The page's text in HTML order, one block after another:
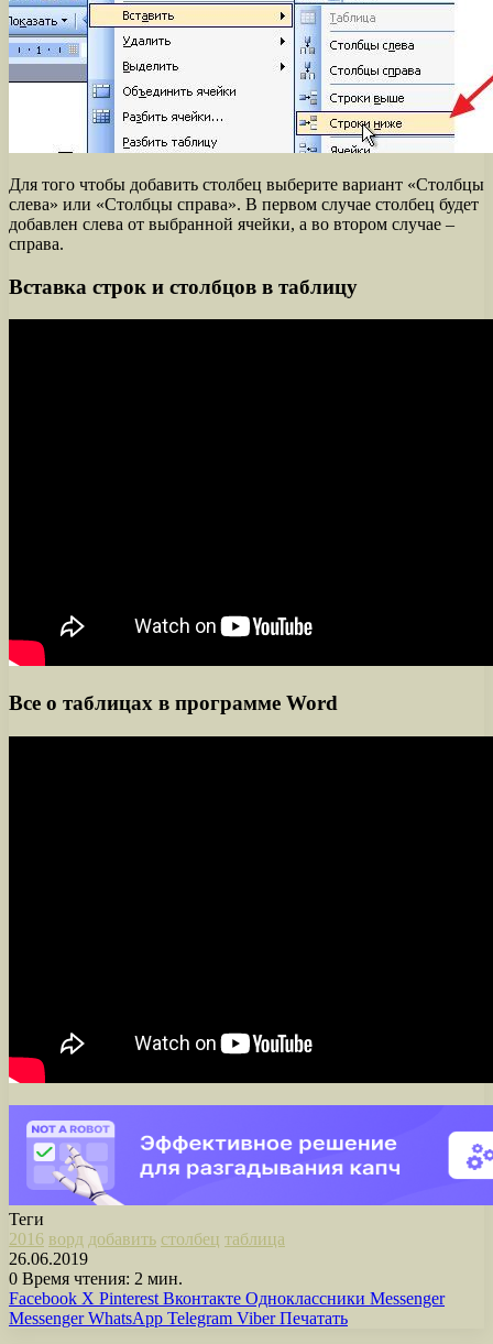
Для того чтобы добавить столбец выберите вариант «Столбцы
слева» или «Столбцы справа». В первом случае столбец будет
добавлен слева от выбранной ячейки, а во втором случае –
справа.
Вставка строк и столбцов в таблицу
Все о таблицах в программе Word
Теги
2016 ворд добавить столбец таблица
26.06.2019
0 Время чтения: 2 мин.
Facebook X Pinterest Вконтакте Одноклассники Messenger
Messenger WhatsApp Telegram Viber Печатать